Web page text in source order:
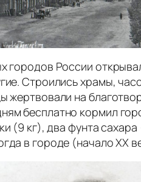
городов России
Строились храмы,
жертвовали на
бесплатно кормил
(9 кг), два фунта
в городе (начало ХХ